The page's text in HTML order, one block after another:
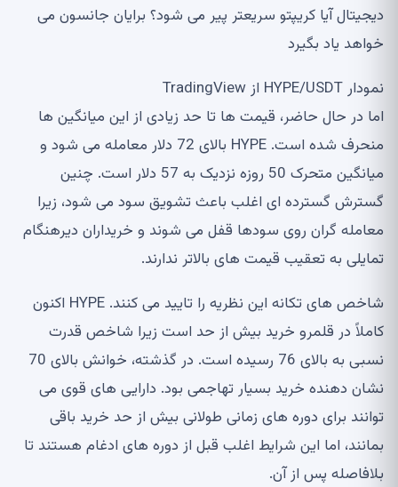
دیجیتال آیا کریپتو سریعتر پیر می شود؟ برایان جانسون می
خواهد یاد بگیرد
نمودار HYPE/USDT از TradingView
اما در حال حاضر، قیمت ها تا حد زیادی از این میانگین ها
منحرف شده است. HYPE بالای 72 دلار معامله می شود و
میانگین متحرک 50 روزه نزدیک به 57 دلار است. چنین
گسترش گسترده ای اغلب باعث تشویق سود می شود، زیرا
معامله گران روی سودها قفل می شوند و خریداران دیرهنگام
تمایلی به تعقیب قیمت های بالاتر ندارند.
شاخص های تکانه این نظریه را تایید می کنند. HYPE اکنون
کاملاً در قلمرو خرید بیش از حد است زیرا شاخص قدرت
نسبی به بالای 76 رسیده است. در گذشته، خوانش بالای 70
نشان دهنده خرید بسیار تهاجمی بود. دارایی های قوی می
توانند برای دوره های زمانی طولانی بیش از حد خرید باقی
بمانند، اما این شرایط اغلب قبل از دوره های ادغام هستند تا
بلافاصله پس از آن.